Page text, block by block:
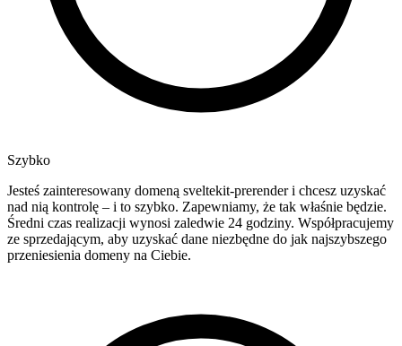
Szybko
Jesteś zainteresowany domeną sveltekit-prerender i chcesz uzyskać
nad nią kontrolę – i to szybko. Zapewniamy, że tak właśnie będzie.
Średni czas realizacji wynosi zaledwie 24 godziny. Współpracujemy
ze sprzedającym, aby uzyskać dane niezbędne do jak najszybszego
przeniesienia domeny na Ciebie.